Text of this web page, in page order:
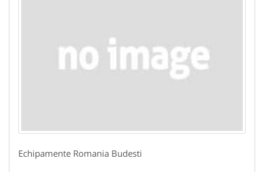
Echipamente Romania Budesti